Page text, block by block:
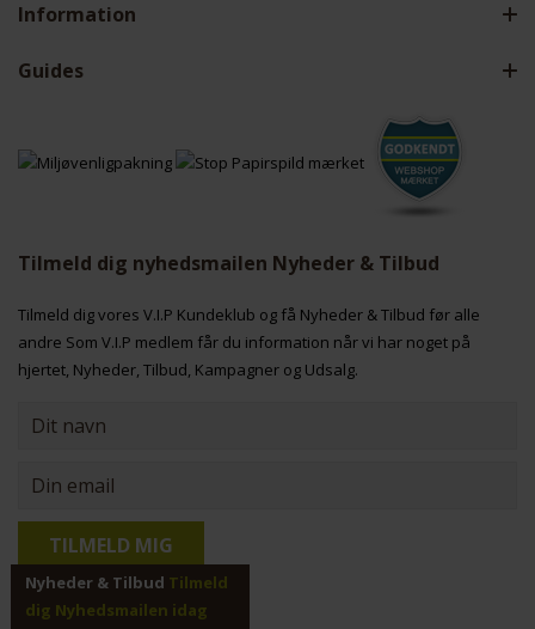
Information
Guides
Tilmeld dig nyhedsmailen Nyheder & Tilbud
Tilmeld dig vores V.I.P Kundeklub og få Nyheder & Tilbud før alle
andre Som V.I.P medlem får du information når vi har noget på
hjertet, Nyheder, Tilbud, Kampagner og Udsalg.
Nyheder & Tilbud Tilmeld
dig Nyhedsmailen idag